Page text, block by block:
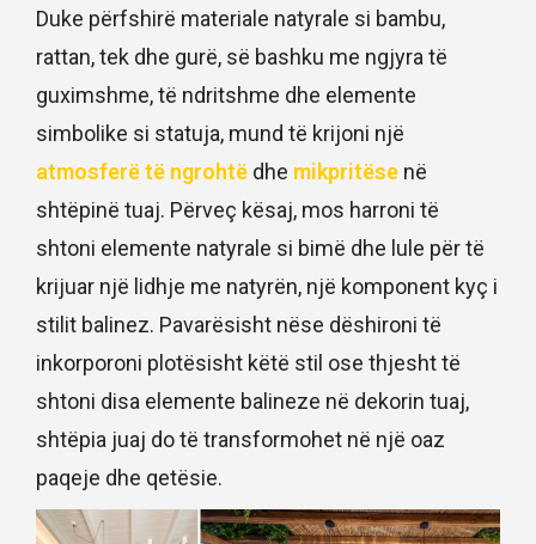
Duke përfshirë materiale natyrale si bambu,
rattan, tek dhe gurë, së bashku me ngjyra të
guximshme, të ndritshme dhe elemente
simbolike si statuja, mund të krijoni një
atmosferë të ngrohtë dhe mikpritëse në
shtëpinë tuaj. Përveç kësaj, mos harroni të
shtoni elemente natyrale si bimë dhe lule për të
krijuar një lidhje me natyrën, një komponent kyç i
stilit balinez. Pavarësisht nëse dëshironi të
inkorporoni plotësisht këtë stil ose thjesht të
shtoni disa elemente balineze në dekorin tuaj,
shtëpia juaj do të transformohet në një oaz
paqeje dhe qetësie.